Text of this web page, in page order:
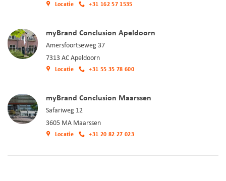
Locatie +31 162 57 1535
myBrand Conclusion Apeldoorn
Amersfoortseweg 37
7313 AC Apeldoorn
Locatie +31 55 35 78 600
myBrand Conclusion Maarssen
Safariweg 12
3605 MA Maarssen
Locatie +31 20 82 27 023